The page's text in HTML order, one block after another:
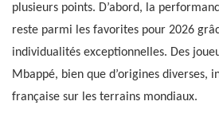
plusieurs points. D’abord, la
reste parmi les favorites pour 2026
individualités exceptionnelles. Des
Mbappé, bien que d’origines diverses,
française sur les terrains mondiaux.